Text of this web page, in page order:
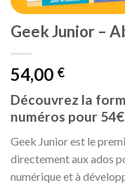
Geek Junior –
54,00 €
Découvrez la
numéros pour 54€
Geek Junior est le
directement aux ados
numérique et à